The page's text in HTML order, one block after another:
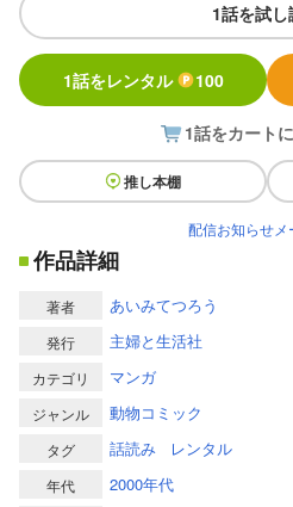
1話を試し
1話をレンタル 100
1話をカート
推し本棚
配信お知らせメ
作品詳細
著者 あいみてつろう
発行 主婦と生活社
カテゴリ マンガ
ジャンル 動物コミック
タグ 話読み レンタル
年代 2000年代